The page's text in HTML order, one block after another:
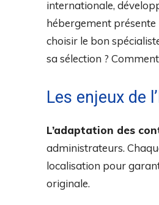
internationale,
hébergement présente
choisir le bon
sa sélection ?
Les enjeux de
L’adaptation des
administrateurs.
localisation pour
originale.